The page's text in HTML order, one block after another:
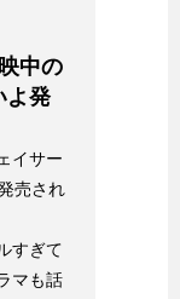
中の
よ発
イサー
売され
すぎて
マも話